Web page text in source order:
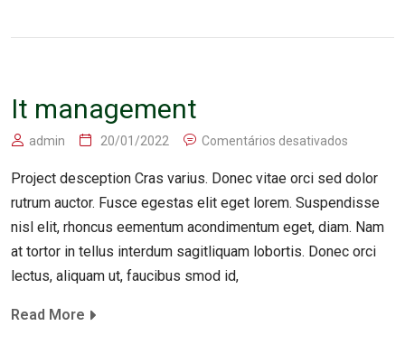
It management
admin 20/01/2022 Comentários desativados
Project desception Cras varius. Donec vitae orci sed dolor
rutrum auctor. Fusce egestas elit eget lorem. Suspendisse
nisl elit, rhoncus eementum acondimentum eget, diam. Nam
at tortor in tellus interdum sagitliquam lobortis. Donec orci
lectus, aliquam ut, faucibus smod id,
Read More